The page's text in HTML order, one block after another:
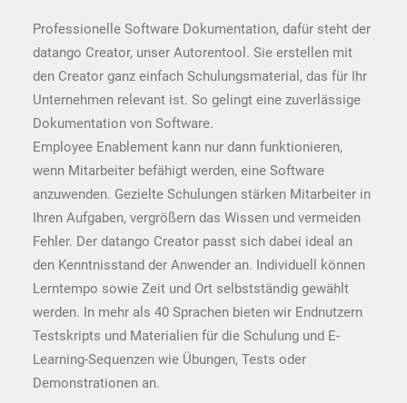
Professionelle Software Dokumentation, dafür steht der
datango Creator, unser Autorentool. Sie erstellen mit
den Creator ganz einfach Schulungsmaterial, das für Ihr
Unternehmen relevant ist. So gelingt eine zuverlässige
Dokumentation von Software.
Employee Enablement kann nur dann funktionieren,
wenn Mitarbeiter befähigt werden, eine Software
anzuwenden. Gezielte Schulungen stärken Mitarbeiter in
Ihren Aufgaben, vergrößern das Wissen und vermeiden
Fehler. Der datango Creator passt sich dabei ideal an
den Kenntnisstand der Anwender an. Individuell können
Lerntempo sowie Zeit und Ort selbstständig gewählt
werden. In mehr als 40 Sprachen bieten wir Endnutzern
Testskripts und Materialien für die Schulung und E-
Learning-Sequenzen wie Übungen, Tests oder
Demonstrationen an.